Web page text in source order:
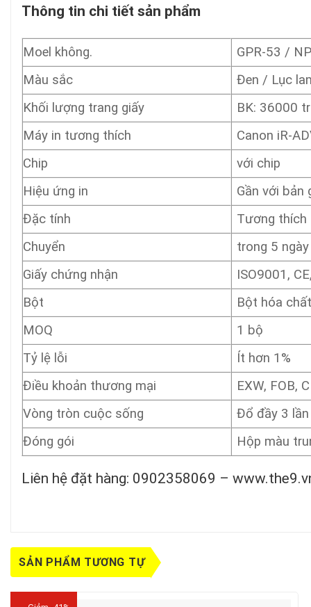
Thông tin chi tiết sản phẩm
Moel không.
GPR-53 /
Màu sắc
Đen / Lục
Khối lượng trang giấy
BK: 36000
Máy in tương thích
Canon iR-
Chip
với chip
Hiệu ứng in
Gần với bản
Đặc tính
Tương thích
Chuyển
trong 5
Giấy chứng nhận
ISO9001,
Bột
Bột hóa
MOQ
1 bộ
Tỷ lệ lỗi
Ít hơn 1%
Điều khoản thương mại
EXW, FOB,
Vòng tròn cuộc sống
Đổ đầy 3 lần
Đóng gói
Hộp màu
Liên hệ đặt hàng: 0902358069 –
SẢN PHẨM TƯƠNG TỰ